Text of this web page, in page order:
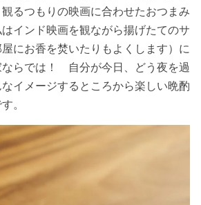
るつもりの映画に合わせたおつまみ
インド映画を観ながら揚げたてのサ
にお香を焚いたりもよくします）に
ならでは！ 自分が今日、どう夜を過
イメージするところから楽しい晩酌
。